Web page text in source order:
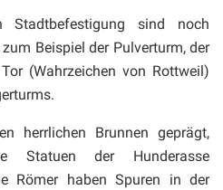
sind noch
Beispiel der Pulverturm, der
(Wahrzeichen von Rottweil)
herrlichen Brunnen geprägt,
Statuen der Hunderasse
Römer haben Spuren in der